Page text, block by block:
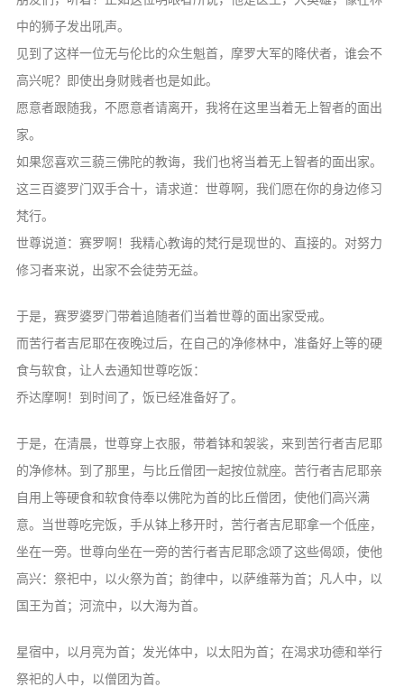
中的狮子发出吼声。
见到了这样一位无与伦比的众生魁首，摩罗大军的降伏者，谁会不
高兴呢？即使出身财贱者也是如此。
愿意者跟随我，不愿意者请离开，我将在这里当着无上智者的面出
家。
如果您喜欢三藐三佛陀的教诲，我们也将当着无上智者的面出家。
这三百婆罗门双手合十，请求道：世尊啊，我们愿在你的身边修习
梵行。
世尊说道：赛罗啊！我精心教诲的梵行是现世的、直接的。对努力
修习者来说，出家不会徒劳无益。
于是，赛罗婆罗门带着追随者们当着世尊的面出家受戒。
而苦行者吉尼耶在夜晚过后，在自己的净修林中，准备好上等的硬
食与软食，让人去通知世尊吃饭：
乔达摩啊！到时间了，饭已经准备好了。
于是，在清晨，世尊穿上衣服，带着钵和袈裟，来到苦行者吉尼耶
的净修林。到了那里，与比丘僧团一起按位就座。苦行者吉尼耶亲
自用上等硬食和软食侍奉以佛陀为首的比丘僧团，使他们高兴满
意。当世尊吃完饭，手从钵上移开时，苦行者吉尼耶拿一个低座，
坐在一旁。世尊向坐在一旁的苦行者吉尼耶念颂了这些偈颂，使他
高兴：祭祀中，以火祭为首；韵律中，以萨维蒂为首；凡人中，以
国王为首；河流中，以大海为首。
星宿中，以月亮为首；发光体中，以太阳为首；在渴求功德和举行
祭祀的人中，以僧团为首。